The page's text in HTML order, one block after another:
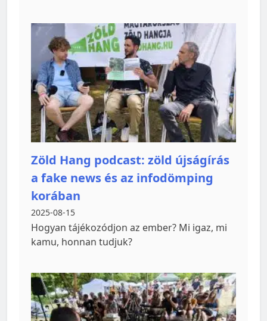
Zöld Hang podcast: zöld újságírás
a fake news és az infodömping
korában
2025-08-15
Hogyan tájékozódjon az ember? Mi igaz, mi
kamu, honnan tudjuk?